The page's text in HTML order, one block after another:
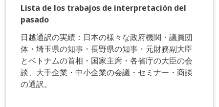
Lista de los trabajos de interpretación del
pasado
日越通訳の実績：日本の様々な政府機関・議員団
体・埼玉県の知事・長野県の知事・元財務副大臣
とベトナムの首相・国家主席・各省庁の大臣の会
談、大手企業・中小企業の会議・セミナー・商談
の通訳。